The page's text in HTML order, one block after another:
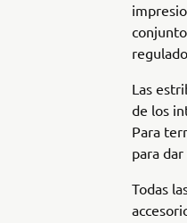
Las
de los
Para
para
Todas